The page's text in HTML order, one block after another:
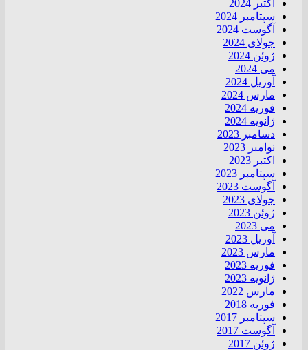
اکتبر 2024
سپتامبر 2024
آگوست 2024
جولای 2024
ژوئن 2024
می 2024
آوریل 2024
مارس 2024
فوریه 2024
ژانویه 2024
دسامبر 2023
نوامبر 2023
اکتبر 2023
سپتامبر 2023
آگوست 2023
جولای 2023
ژوئن 2023
می 2023
آوریل 2023
مارس 2023
فوریه 2023
ژانویه 2023
مارس 2022
فوریه 2018
سپتامبر 2017
آگوست 2017
ژوئن 2017